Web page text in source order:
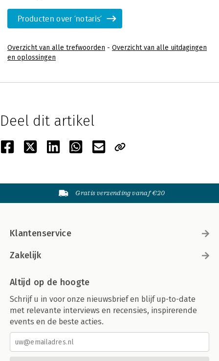
Producten over 'notaris'
Overzicht van alle trefwoorden - Overzicht van alle uitdagingen
en oplossingen
Deel dit artikel
Gratis verzending vanaf €20
Klantenservice
Zakelijk
Altijd op de hoogte
Schrijf u in voor onze nieuwsbrief en blijf up-to-date
met relevante interviews en recensies, inspirerende
events en de beste acties.